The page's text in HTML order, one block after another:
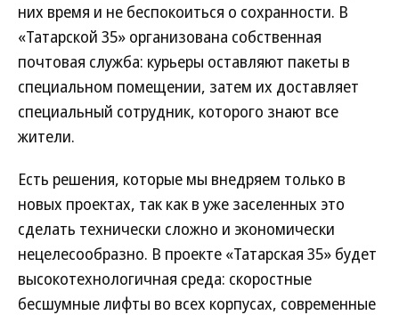
них время и не беспокоиться о сохранности. В
«Татарской 35» организована собственная
почтовая служба: курьеры оставляют пакеты в
специальном помещении, затем их доставляет
специальный сотрудник, которого знают все
жители.
Есть решения, которые мы внедряем только в
новых проектах, так как в уже заселенных это
сделать технически сложно и экономически
нецелесообразно. В проекте «Татарская 35» будет
высокотехнологичная среда: скоростные
бесшумные лифты во всех корпусах, современные